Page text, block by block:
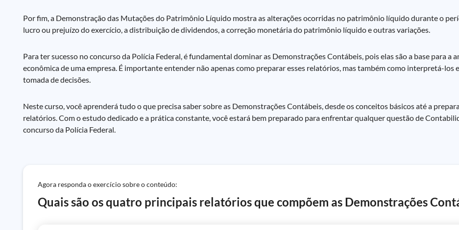
Por fim, a Demonstração das Mutações do Patrimônio Líquido mostra as alterações ocorridas no patrimônio líquido durante o
lucro ou prejuízo do exercício, a distribuição de dividendos, a correção monetária do patrimônio líquido e outras variações.
Para ter sucesso no concurso da Polícia Federal, é fundamental dominar as Demonstrações Contábeis, pois elas são a base para a
econômica de uma empresa. É importante entender não apenas como preparar esses relatórios, mas também como interpretá-los
tomada de decisões.
Neste curso, você aprenderá tudo o que precisa saber sobre as Demonstrações Contábeis, desde os conceitos básicos até a
relatórios. Com o estudo dedicado e a prática constante, você estará bem preparado para enfrentar qualquer questão de
concurso da Polícia Federal.
Agora responda o exercício sobre o conteúdo:
Quais são os quatro principais relatórios que compõem as Demonstrações